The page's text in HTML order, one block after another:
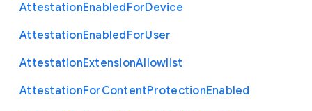
AttestationEnabledForDevice
AttestationEnabledForUser
AttestationExtensionAllowlist
AttestationForContentProtectionEnabled